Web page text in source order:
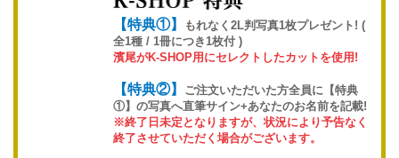
【特典①】
もれなく2L判写真1枚プレゼント! (
全1種 / 1冊につき1枚付 )
濱尾がK-SHOP用にセレクトしたカットを使用!
【特典②】
ご注文いただいた方全員に【特典
①】の写真へ直筆サイン+あなたのお名前を記載!
※終了日未定となりますが、状況により予告なく
終了させていただく場合がございます。